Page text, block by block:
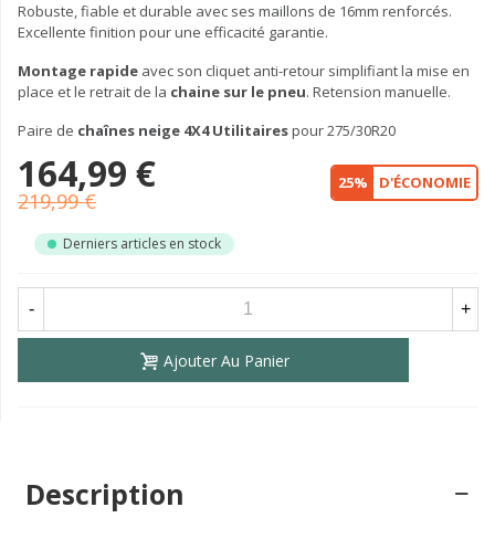
Robuste, fiable et durable avec ses maillons de 16mm renforcés.
Excellente finition pour une efficacité garantie.
Montage rapide avec son cliquet anti-retour simplifiant la mise en
place et le retrait de la chaine sur le pneu. Retension manuelle.
Paire de chaînes neige 4X4 Utilitairespour 275/30R20
164,99 €
219,99 €
25% D'ÉCONOMIE
Derniers articles en stock
- +
Ajouter Au Panier
Description